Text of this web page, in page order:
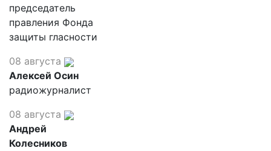
председатель
правления Фонда
защиты гласности
08 августа
Алексей Осин
радиожурналист
08 августа
Андрей
Колесников